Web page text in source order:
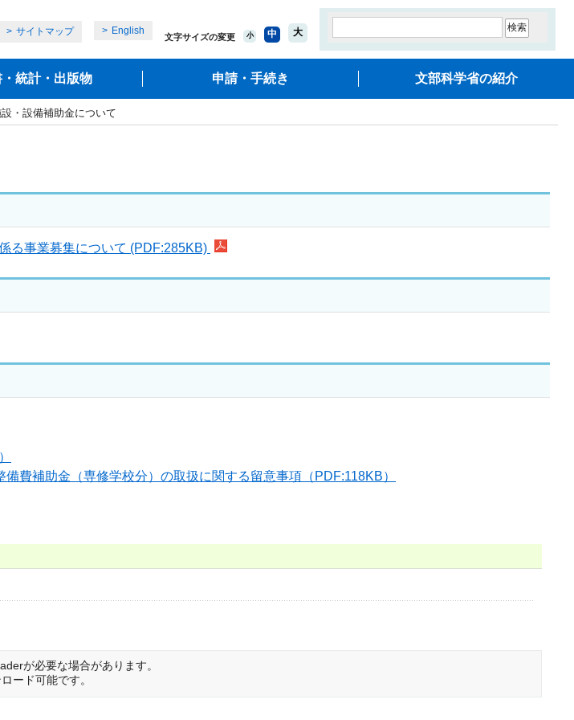
サイトマップ English
文字サイズの変更 小 中 大
・統計・出版物 申請・手続き 文部科学省の紹介
・設備補助金について
る事業募集について (PDF:285KB)
費補助金（専修学校分）の取扱に関する留意事項（PDF:118KB）
が必要な場合があります。
ード可能です。